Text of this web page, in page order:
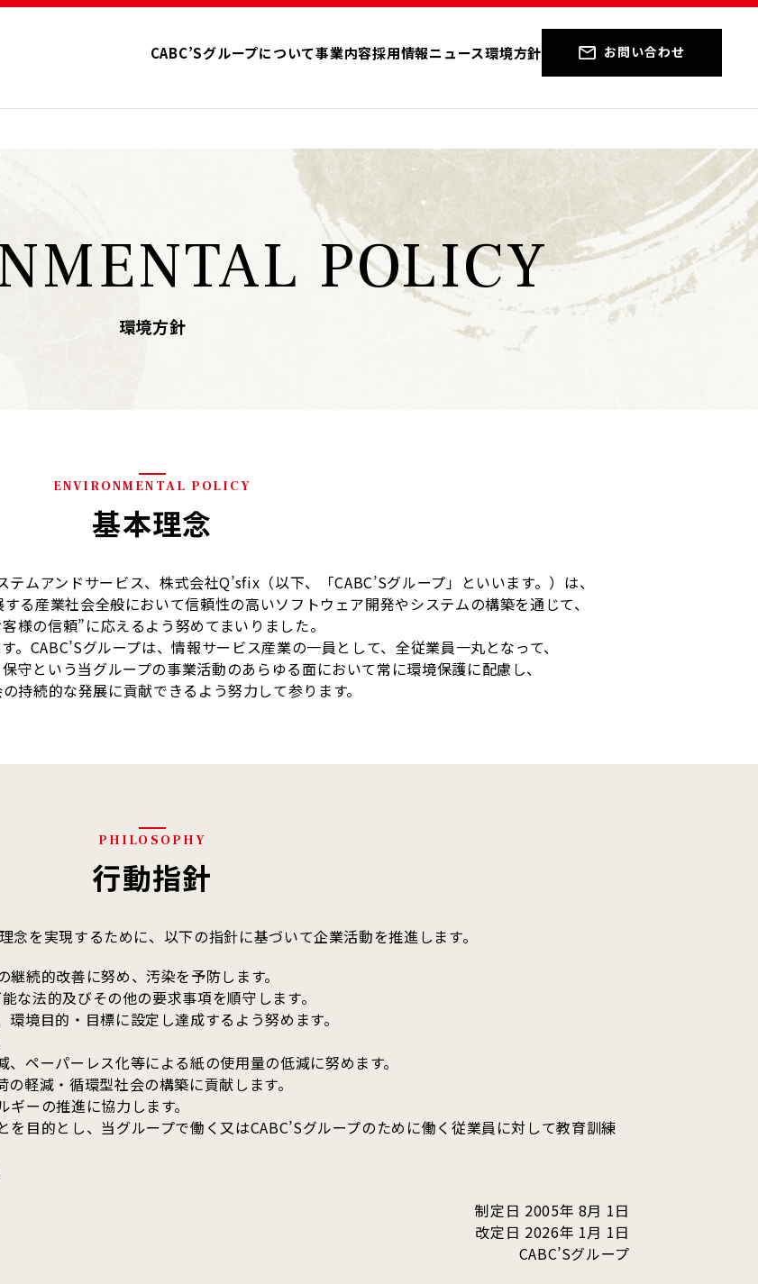
CABC’Sグループについて事業内容採用情報ニュース環境方針 お問い合わせ
POLICY
環境方針
ENVIRONMENTAL POLICY
基本理念
ムアンドサービス、株式会社Q’sfix（以下、「CABC’Sグループ」といいます。）は、
る産業社会全般において信頼性の高いソフトウェア開発やシステムの構築を通じて、
様の信頼”に応えるよう努めてまいりました。
。CABC’Sグループは、情報サービス産業の一員として、全従業員一丸となって、
守という当グループの事業活動のあらゆる面において常に環境保護に配慮し、
持続的な発展に貢献できるよう努力して参ります。
PHILOSOPHY
行動指針
念を実現するために、以下の指針に基づいて企業活動を推進します。
続的改善に努め、汚染を予防します。
な法的及びその他の要求事項を順守します。
境目的・目標に設定し達成するよう努めます。
ペーパーレス化等による紙の使用量の低減に努めます。
軽減・循環型社会の構築に貢献します。
ーの推進に協力します。
目的とし、当グループで働く又はCABC’Sグループのために働く従業員に対して教育訓練
制定日 2005年 8月 1日
改定日 2026年 1月 1日
CABC’Sグループ